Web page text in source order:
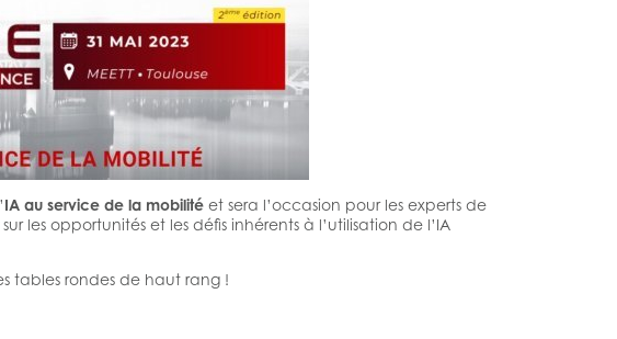
IA au service de la mobilité et sera l’occasion pour les experts de
les opportunités et les défis inhérents à l’utilisation de l’IA
tables rondes de haut rang !